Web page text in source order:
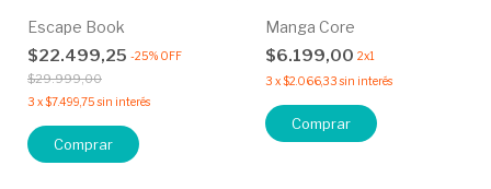
Escape Book
$22.499,25 -25% OFF
$29.999,00
3 x$7.499,75 sin interés
Comprar
Manga Core
$6.199,00 2x1
3 x$2.066,33 sin interés
Comprar